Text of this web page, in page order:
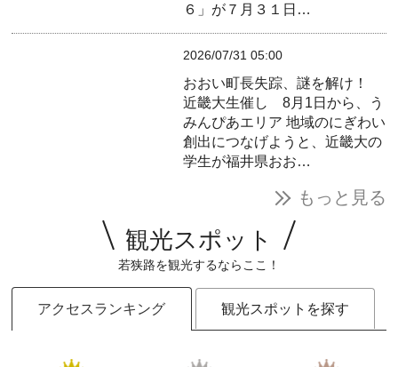
６」が７月３１日…
2026/07/31 05:00
おおい町長失踪、謎を解け！
近畿大生催し 8月1日から、う
みんぴあエリア 地域のにぎわい
創出につなげようと、近畿大の
学生が福井県おお…
もっと見る
観光スポット
若狭路を観光するならここ！
アクセスランキング 観光スポットを探す